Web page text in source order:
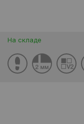
На складе